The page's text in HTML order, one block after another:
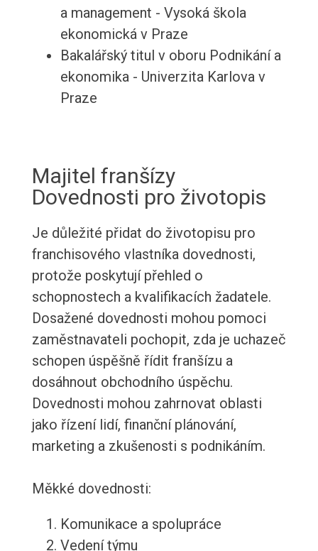
a management - Vysoká škola
ekonomická v Praze
Bakalářský titul v oboru Podnikání a
ekonomika - Univerzita Karlova v
Praze
Majitel franšízy
Dovednosti pro životopis
Je důležité přidat do životopisu pro
franchisového vlastníka dovednosti,
protože poskytují přehled o
schopnostech a kvalifikacích žadatele.
Dosažené dovednosti mohou pomoci
zaměstnavateli pochopit, zda je uchazeč
schopen úspěšně řídit franšízu a
dosáhnout obchodního úspěchu.
Dovednosti mohou zahrnovat oblasti
jako řízení lidí, finanční plánování,
marketing a zkušenosti s podnikáním.
Měkké dovednosti:
Komunikace a spolupráce
Vedení týmu